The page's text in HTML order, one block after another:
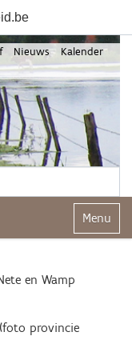
Nieuws
Kalender
Klap
en Wamp
(foto provincie